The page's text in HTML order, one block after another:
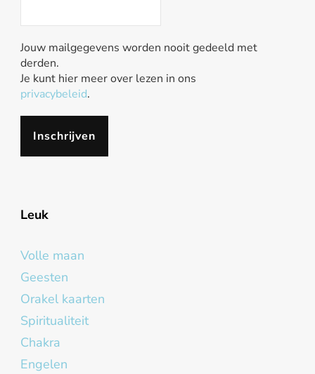
Jouw mailgegevens worden nooit gedeeld met
derden.
Je kunt hier meer over lezen in ons
privacybeleid.
Leuk
Volle maan
Geesten
Orakel kaarten
Spiritualiteit
Chakra
Engelen